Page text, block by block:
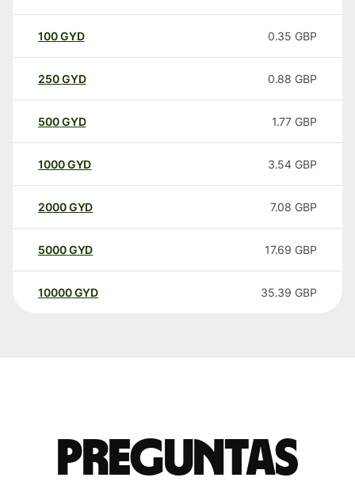
100GYD 0.35 GBP
250GYD 0.88 GBP
500GYD 1.77 GBP
1000GYD 3.54 GBP
2000GYD 7.08 GBP
5000GYD 17.69 GBP
10000 GYD 35.39 GBP
Preguntas